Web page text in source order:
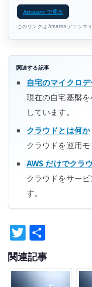
Amazon で見る
このリンクは Amazon アソシエ
関連する記事
自宅のマイクロ
現在の自宅基盤
しています。
クラウドとは何か
クラウドを運用モ
AWS だけでクラ
クラウドをサー
す。
T
w
it
te
有
関連記事